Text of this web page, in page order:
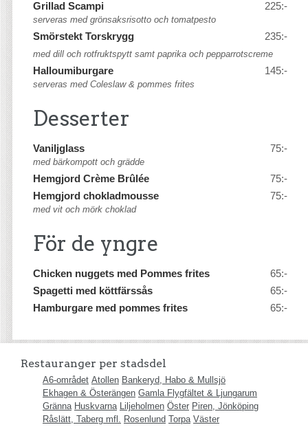
Grillad Scampi 225:-
serveras med grönsaksrisotto och tomatpesto
Smörstekt Torskrygg 235:-
med dill och rotfruktspytt samt paprika och pepparrotscreme
Halloumiburgare 145:-
serveras med Coleslaw & pommes frites
Desserter
Vaniljglass 75:-
med bärkompott och grädde
Hemgjord Crème Brûlée
75:-
Hemgjord chokladmousse
75:-
med vit och mörk choklad
För de yngre
Chicken nuggets med Pommes frites
65:-
Spagetti med köttfärssås
65:-
Hamburgare med pommes frites
65:-
Restauranger per stadsdel
A6-området Atollen Bankeryd, Habo & Mullsjö
Ekhagen & Österängen Gamla Flygfältet & Ljungarum
Gränna Huskvarna Liljeholmen Öster Piren, Jönköping
Råslätt, Taberg mfl. Rosenlund Torpa Väster